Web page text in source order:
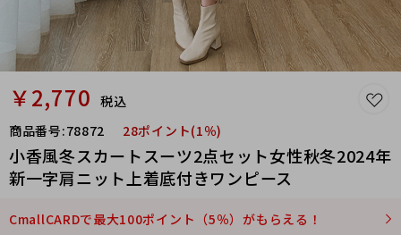
￥2,770 税込
商品番号:78872 28ポイント(1％)
小香風冬スカートスーツ2点セット女性秋冬2024年
新一字肩ニット上着底付きワンピース
CmallCARDで最大100ポイント（5％）がもらえる！